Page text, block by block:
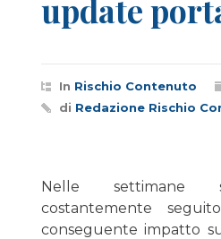
update
In Rischio Contenuto
di Redazione Rischio
Nelle settimane
costantemente
conseguente impatto